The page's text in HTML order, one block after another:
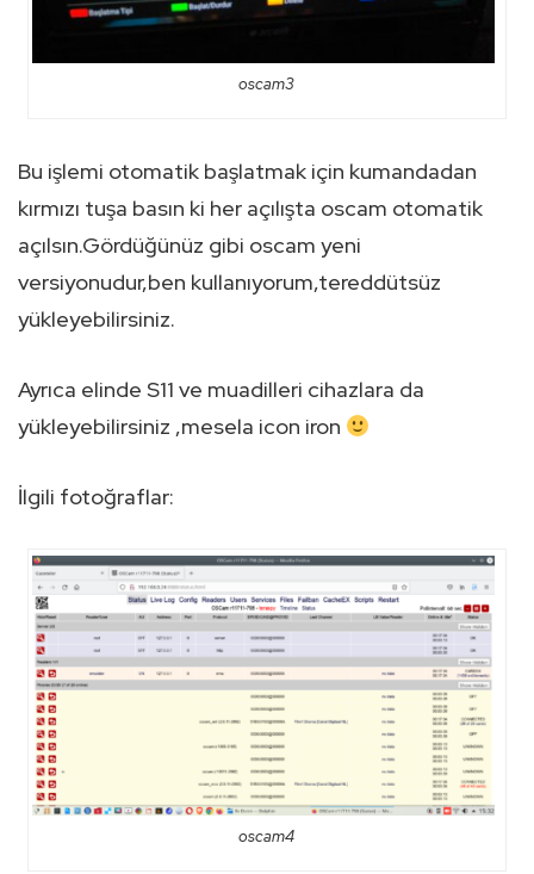
oscam3
Bu işlemi otomatik başlatmak için kumandadan
kırmızı tuşa basın ki her açılışta oscam otomatik
açılsın.Gördüğünüz gibi oscam yeni
versiyonudur,ben kullanıyorum,tereddütsüz
yükleyebilirsiniz.
Ayrıca elinde S11 ve muadilleri cihazlara da
yükleyebilirsiniz ,mesela icon iron
İlgili fotoğraflar:
oscam4